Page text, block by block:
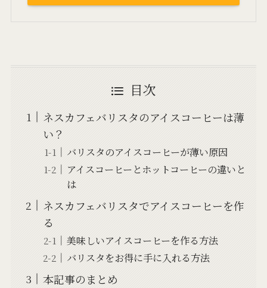
目次
ネスカフェバリスタのアイスコーヒーは薄
い？
バリスタのアイスコーヒーが薄い原因
アイスコーヒーとホットコーヒーの違いと
は
ネスカフェバリスタでアイスコーヒーを作
る
美味しいアイスコーヒーを作る方法
バリスタをお得に手に入れる方法
本記事のまとめ